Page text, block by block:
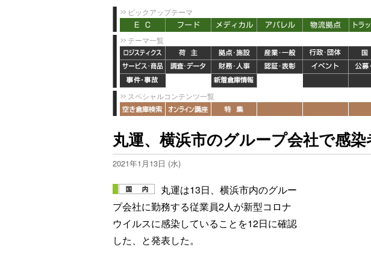
ピックアップテーマ
テーマ一覧
スペシャルコンテンツ一覧
丸運、横浜市のグループ会社で感
2021年1月13日 (水)
丸運は13日、横浜市内のグルー
プ会社に勤務する従業員2人が新型コロナ
ウイルスに感染していることを12日に確認
した、と発表した。